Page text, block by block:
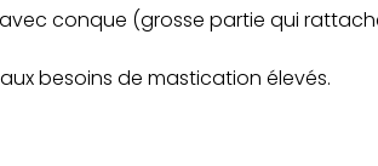
conque (grosse partie qui
besoins de mastication élevés.